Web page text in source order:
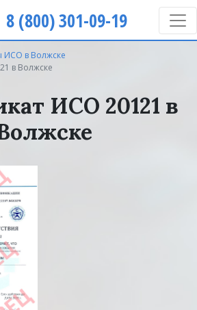
8 (800) 301-09-19
ИСО в Волжске
в Волжске
ИСО 20121 в